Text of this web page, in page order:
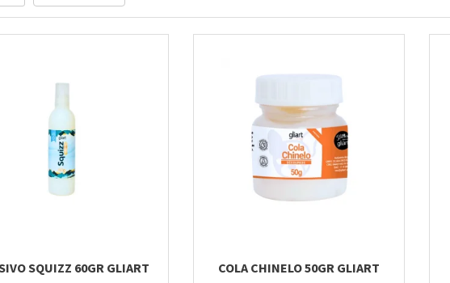
SQUIZZ 60GR GLIART COLA CHINELO 50GR GLIART